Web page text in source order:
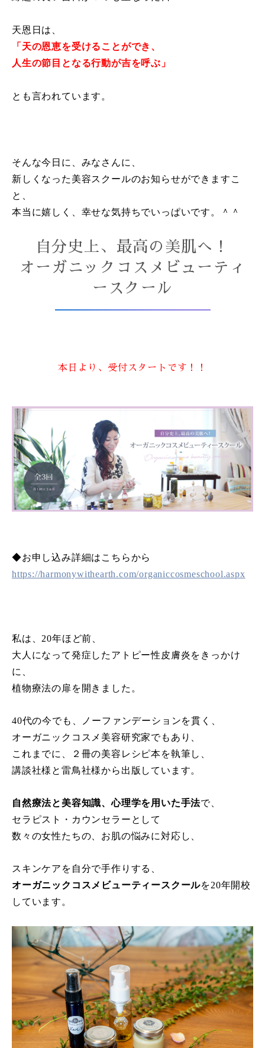
天恩日は、
「天の恩恵を受けることができ、
人生の節目となる行動が吉を呼ぶ」
とも言われています。
そんな今日に、みなさんに、
新しくなった美容スクールのお知らせができますこ
と、
本当に嬉しく、幸せな気持ちでいっぱいです。＾＾
自分史上、最高の美肌へ！
オーガニックコスメビューティ
ースクール
本日より、受付スタートです！！
◆お申し込み詳細はこちらから
https://harmonywithearth.com/organiccosmeschool.aspx
私は、20年ほど前、
大人になって発症したアトピー性皮膚炎をきっかけ
に、
植物療法の扉を開きました。
40代の今でも、ノーファンデーションを貫く、
オーガニックコスメ美容研究家でもあり、
これまでに、２冊の美容レシピ本を執筆し、
講談社様と雷鳥社様から出版しています。
自然療法と美容知識、心理学を用いた手法で、
セラピスト・カウンセラーとして
数々の女性たちの、お肌の悩みに対応し、
スキンケアを自分で手作りする、
オーガニックコスメビューティースクールを20年開校
しています。